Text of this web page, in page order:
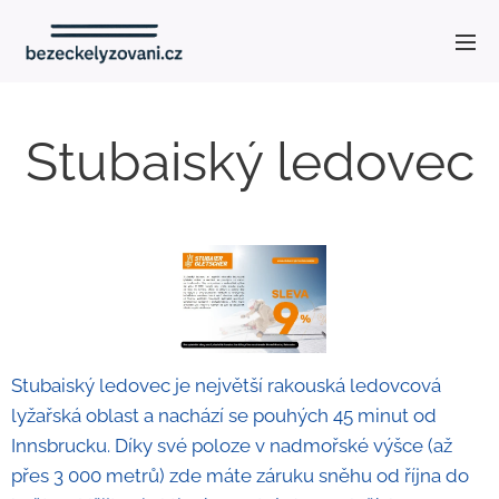
Stubaiský ledovec
Stubaiský ledovec je největší rakouská ledovcová
lyžařská oblast a nachází se pouhých 45 minut od
Innsbrucku. Díky své poloze v nadmořské výšce (až
přes 3 000 metrů) zde máte záruku sněhu od října do